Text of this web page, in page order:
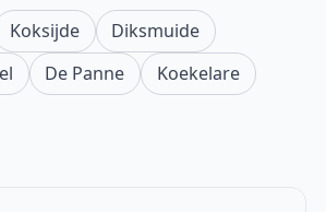
Koksijde
Diksmuide
De Panne
Koekelare